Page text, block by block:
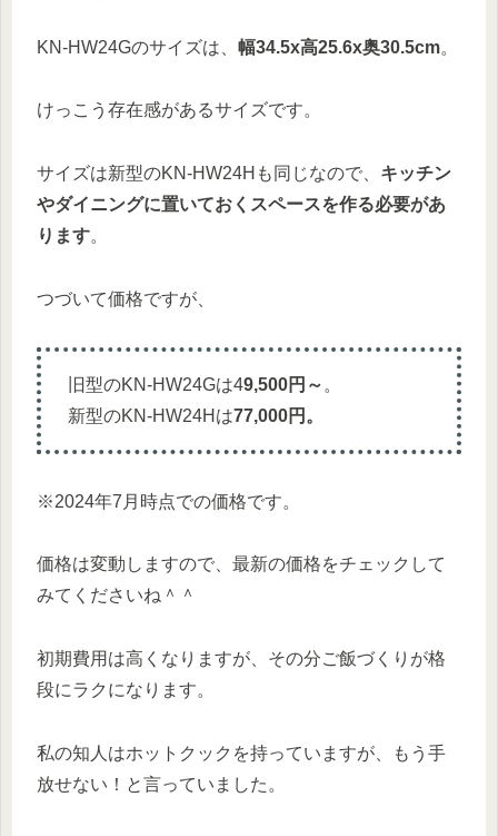
KN-HW24Gのサイズは、 幅34.5x高25.6x奥30.5cm。
けっこう存在感があるサイズです。
サイズは新型のKN-HW24Hも同じなので、 キッチン
やダイニングに置いておくスペースを作る必要があ
ります。
つづいて価格ですが、
旧型のKN-HW24Gは49,500円～ 。
新型のKN-HW24Hは77,000円。
※2024年7月時点での価格です。
価格は変動しますので、最新の価格をチェックして
みてくださいね＾＾
初期費用は高くなりますが、その分ご飯づくりが格
段にラクになります。
私の知人はホットクックを持っていますが、もう手
放せない！と言っていました。